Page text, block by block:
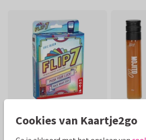
Flip 7 (kaartspel)
Tubes
€ 15,95
15,95
Cookies van Kaartje2go